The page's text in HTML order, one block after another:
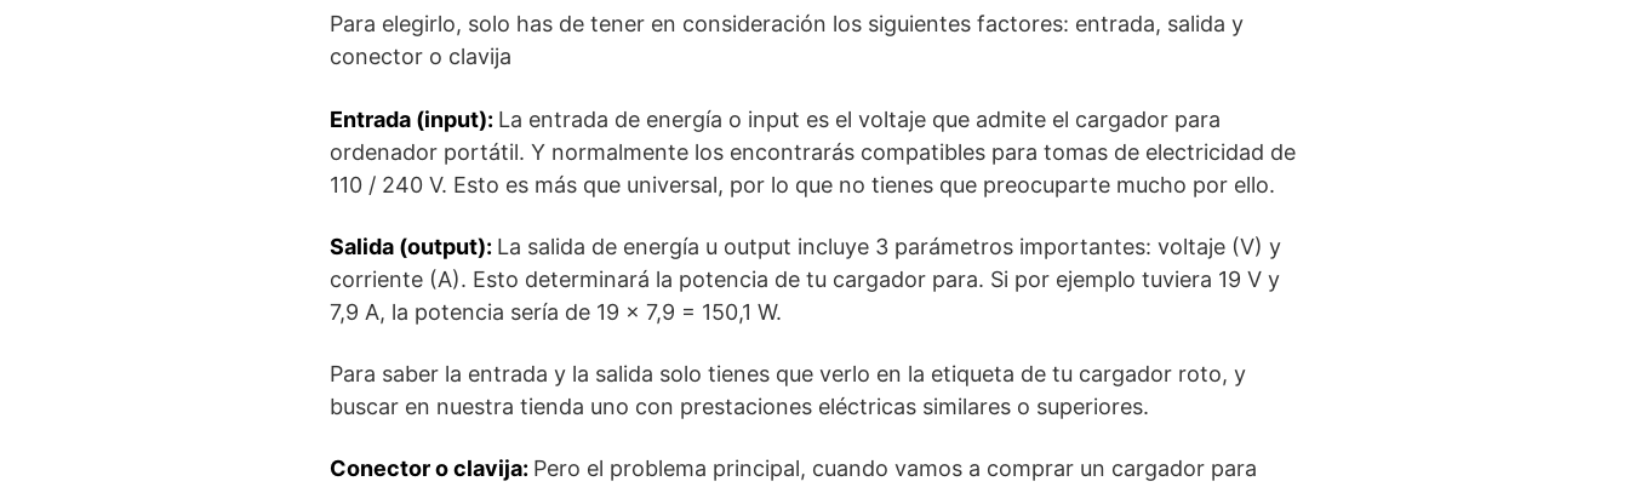
Para elegirlo, solo has de tener en consideración los siguientes factores: entrada, salida y
conector o clavija
Entrada (input): La entrada de energía o input es el voltaje que admite el cargador para
ordenador portátil. Y normalmente los encontrarás compatibles para tomas de electricidad de
110 / 240 V. Esto es más que universal, por lo que no tienes que preocuparte mucho por ello.
Salida (output): La salida de energía u output incluye 3 parámetros importantes: voltaje (V) y
corriente (A). Esto determinará la potencia de tu cargador para. Si por ejemplo tuviera 19 V y
7,9 A, la potencia sería de 19 x 7,9 = 150,1 W.
Para saber la entrada y la salida solo tienes que verlo en la etiqueta de tu cargador roto, y
buscar en nuestra tienda uno con prestaciones eléctricas similares o superiores.
Conector o clavija: Pero el problema principal, cuando vamos a comprar un cargador para